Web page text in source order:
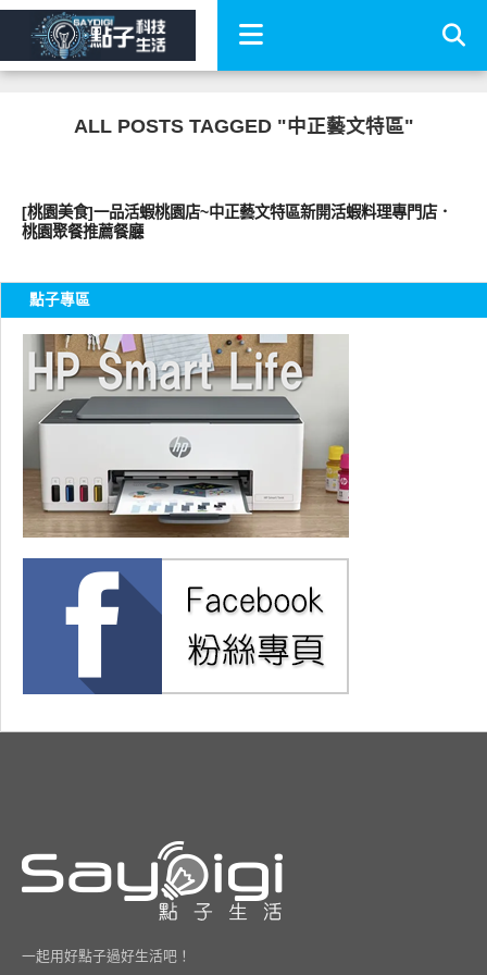
ALL POSTS TAGGED "中正藝文特區"
[桃園美食]一品活蝦桃園店~中正藝文特區新開活蝦料理專門店．
桃園聚餐推薦餐廳
點子專區
一起用好點子過好生活吧！